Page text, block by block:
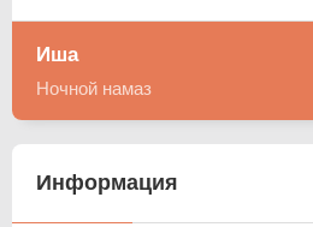
Иша
Ночной намаз
Информация